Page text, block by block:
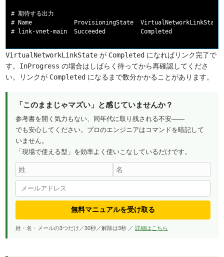
# 期待する出力
# Name            ProvisioningState  VirtualNetworkLinkState
VirtualNetworkLinkState が Completed になればリンク完了で
す。
InProgress の場合はしばらく待ってから再確認してくださ
い。リンクが Completed になるまで数分かかることがあります。
「このままじゃマズい」と感じていませんか？
参考書を開く気力もない、同年代に取り残される不安——
でも安心してください。プロのエンジニアはコマンドを暗記して
いません。
「現場で使える型」を効率よく使いこなしているだけです。
無料マニュアルを受け取る
姓・名・メールの3つだけ／30秒／解除は3秒 ／詳細はこちら